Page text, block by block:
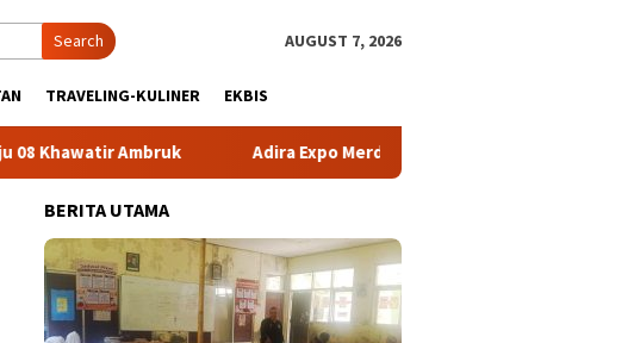
Search AUGUST 7, 2026
TRAVELING-KULINER EKBIS
Adira Expo Merdeka Tawarkan Bunga 1,76 Persen
BERITA UTAMA